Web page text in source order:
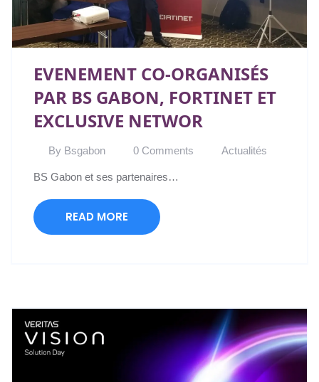
EVENEMENT CO-ORGANISÉS
PAR BS GABON, FORTINET ET
EXCLUSIVE NETWOR
By Bsgabon 0 Comments Actualités
BS Gabon et ses partenaires…
READ MORE